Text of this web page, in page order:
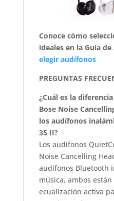
Conoce cómo
ideales en la Guía de
elegir audífonos
PREGUNTAS
¿Cuál es la
Bose Noise
los audífonos
35 II?
Los audífonos
Noise Cancelling
audífonos Bluetooth
música, ambos
ecualización activa